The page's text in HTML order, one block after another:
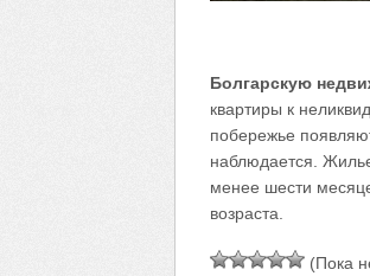
Болгарскую
квартиры к
побережье
наблюдается.
менее шести
возраста.
(Пока